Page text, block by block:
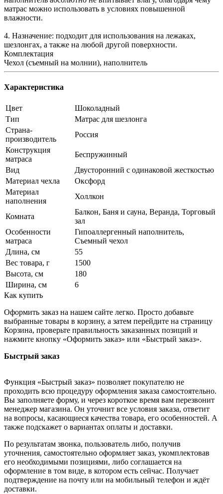
матрас можно использовать в условиях повышенной
влажности.
4. Назначение: подходит для использования на лежаках,
шезлонгах, а также на любой другой поверхности.
Комплектация
Чехол (съемный на молнии), наполнитель
Характеристика
Цвет
Шоколадный
Тип
Матрас для шезлонга
Страна-
производитель
Россия
Конструкция
матраса
Беспружинный
Вид
Двусторонний с одинаковой жесткостью
Материал чехла
Оксфорд
Материал
наполнения
Холлкон
Комната
Балкон, Баня и сауна, Веранда, Торговый
зал
Особенности
матраса
Гипоаллергенный наполнитель,
Съемный чехол
Длина, см
55
Вес товара, г
1500
Высота, см
180
Ширина, см
6
Как купить
Оформить заказ на нашем сайте легко. Просто добавьте
выбранные товары в корзину, а затем перейдите на страницу
Корзина, проверьте правильность заказанных позиций и
нажмите кнопку «Оформить заказ» или «Быстрый заказ».
Быстрый заказ
Функция «Быстрый заказ» позволяет покупателю не
проходить всю процедуру оформления заказа самостоятельно.
Вы заполняете форму, и через короткое время вам перезвонит
менеджер магазина. Он уточнит все условия заказа, ответит
на вопросы, касающиеся качества товара, его особенностей. А
также подскажет о вариантах оплаты и доставки.
По результатам звонка, пользователь либо, получив
уточнения, самостоятельно оформляет заказ, укомплектовав
его необходимыми позициями, либо соглашается на
оформление в том виде, в котором есть сейчас. Получает
подтверждение на почту или на мобильный телефон и ждёт
доставки.